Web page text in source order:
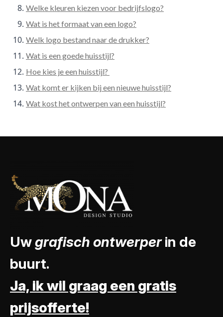
Welke kleuren kiezen voor bedrijfslogo?
Wat is het formaat van een logo?
Welk logo bestand naar de drukker?
Wat is een goede huisstijl?
Hoe kies je een huisstijl?
Wat komt er kijken bij een nieuwe huisstijl?
Wat kost het ontwerpen van een huisstijl?
Uwgrafisch ontwerperin de
buurt.
Ja, ik wil graag een gratis
prijsofferte!